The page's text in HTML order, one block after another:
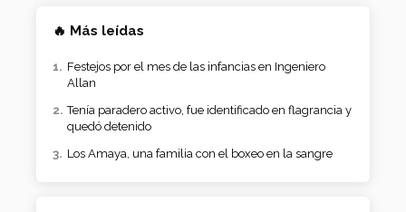
🔥 Más leídas
Festejos por el mes de las infancias en Ingeniero
Allan
Tenía paradero activo, fue identificado en flagrancia y
quedó detenido
Los Amaya, una familia con el boxeo en la sangre